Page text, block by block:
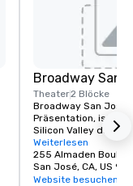
Broadway San
Theater2 Blöcke
Broadway San
Präsentation, ist der
Silicon Valley das
Theatererlebnis
leben oder San Jose
Broadway San Jose
die Sie sehen
Weiterlesen
255 Almaden
San José, CA, US
Website besuchen